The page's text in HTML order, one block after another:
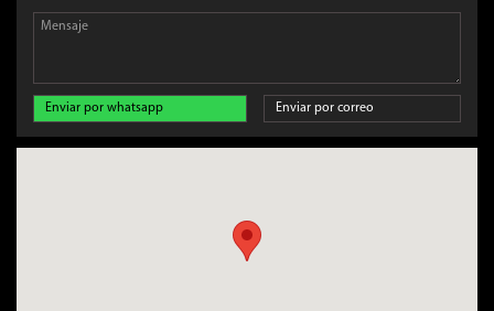
Enviar por whatsapp Enviar por correo